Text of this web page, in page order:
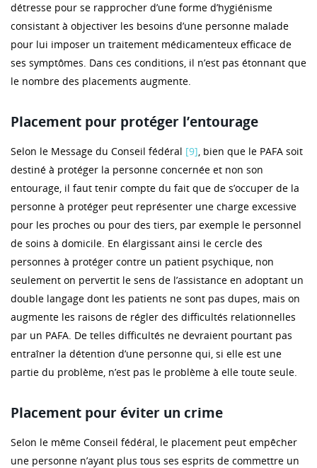
détresse pour se rapprocher d’une forme d’hygiénisme
consistant à objectiver les besoins d’une personne malade
pour lui imposer un traitement médicamenteux efficace de
ses symptômes. Dans ces conditions, il n’est pas étonnant que
le nombre des placements augmente.
Placement pour protéger l’entourage
Selon le Message du Conseil fédéral [9], bien que le PAFA soit
destiné à protéger la personne concernée et non son
entourage, il faut tenir compte du fait que de s’occuper de la
personne à protéger peut représenter une charge excessive
pour les proches ou pour des tiers, par exemple le personnel
de soins à domicile. En élargissant ainsi le cercle des
personnes à protéger contre un patient psychique, non
seulement on pervertit le sens de l’assistance en adoptant un
double langage dont les patients ne sont pas dupes, mais on
augmente les raisons de régler des difficultés relationnelles
par un PAFA. De telles difficultés ne devraient pourtant pas
entraîner la détention d’une personne qui, si elle est une
partie du problème, n’est pas le problème à elle toute seule.
Placement pour éviter un crime
Selon le même Conseil fédéral, le placement peut empêcher
une personne n’ayant plus tous ses esprits de commettre un